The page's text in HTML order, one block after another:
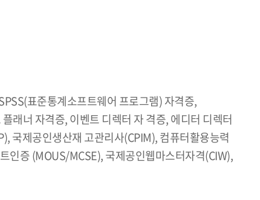
표준통계소프트웨어 프로그램) 자격증,
래너 자격증, 이벤트 디렉터 자 격증, 에디터 디렉터
국제공인생산재 고관리사(CPIM), 컴퓨터활용능력
인증 (MOUS/MCSE), 국제공인웹마스터자격(CIW),